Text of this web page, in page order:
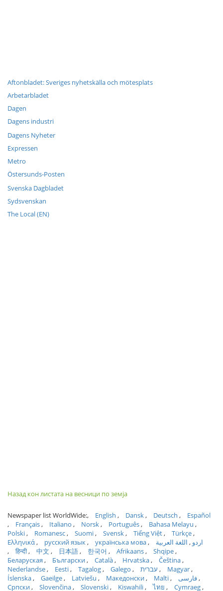
Aftonbladet: Sveriges nyhetskälla och mötesplats
Arbetarbladet
Dagen
Dagens industri
Dagens Nyheter
Expressen
Metro
Östersunds-Posten
Svenska Dagbladet
Sydsvenskan
The Local (EN)
Назад кон листата на весници по земја
Newspaper list WorldWide: English Dansk Deutsch
Español
Français
Italiano Norsk Português
Bahasa Melayu
Polski
Romanesc Suomi Svensk Tiếng Việt
Türkçe
Ελληνικά
русский язык українська мова اردو
اللغة العربية
हिन्दी
中文 日本語 한국어 Afrikaans
Shqipe
Беларуская
Български Català Hrvatska
Čeština
Nederlandse
Eesti Tagalog Galego עברית
Magyar
Íslenska
Gaeilge Latviešu Македонски Malti
فارسی
Српски
Slovenčina Slovenski Kiswahili ไทย Cymraeg